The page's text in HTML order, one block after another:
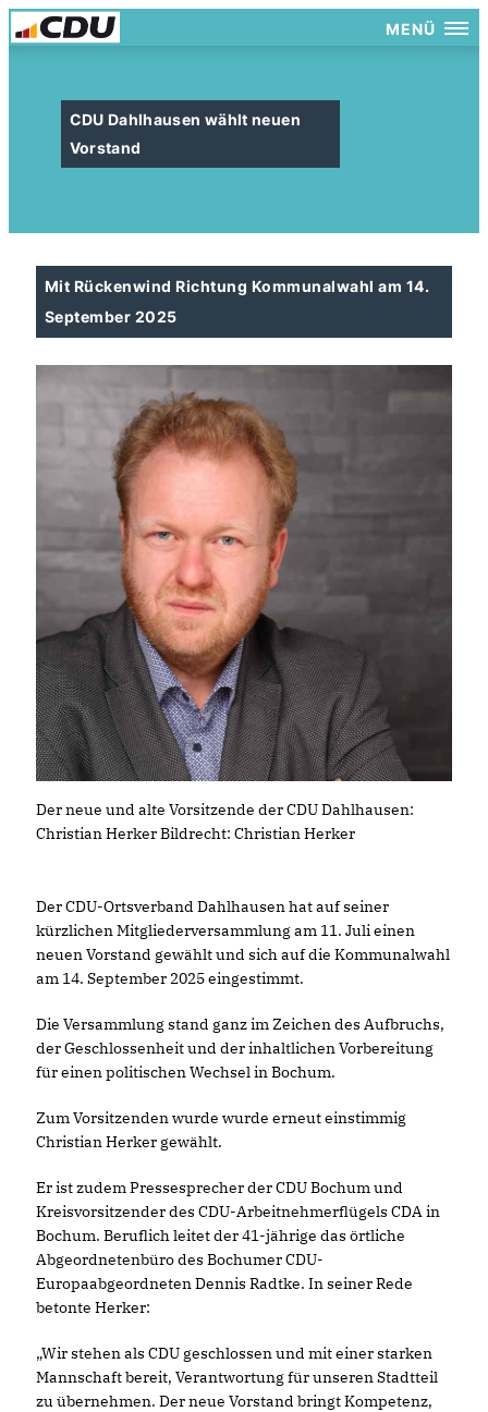
MENÜ
CDU Dahlhausen wählt neuen
Vorstand
Mit Rückenwind Richtung Kommunalwahl am 14.
September 2025
Der neue und alte Vorsitzende der CDU Dahlhausen:
Christian Herker Bildrecht: Christian Herker
Der CDU-Ortsverband Dahlhausen hat auf seiner
kürzlichen Mitgliederversammlung am 11. Juli einen
neuen Vorstand gewählt und sich auf die Kommunalwahl
am 14. September 2025 eingestimmt.
Die Versammlung stand ganz im Zeichen des Aufbruchs,
der Geschlossenheit und der inhaltlichen Vorbereitung
für einen politischen Wechsel in Bochum.
Zum Vorsitzenden wurde wurde erneut einstimmig
Christian Herker gewählt.
Er ist zudem Pressesprecher der CDU Bochum und
Kreisvorsitzender des CDU-Arbeitnehmerflügels CDA in
Bochum. Beruflich leitet der 41-jährige das örtliche
Abgeordnetenbüro des Bochumer CDU-
Europaabgeordneten Dennis Radtke. In seiner Rede
betonte Herker:
Wir stehen als CDU geschlossen und mit einer starken
Mannschaft bereit, Verantwortung für unseren Stadtteil
zu übernehmen. Der neue Vorstand bringt Kompetenz,